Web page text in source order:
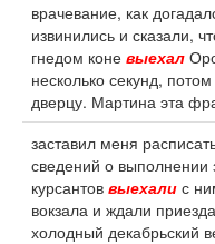
врачевание, как
извинились и сказали,
гнедом коне выехал
несколько секунд,
дверцу. Мартина эта
заставил меня
сведений о
курсантов выехали с
вокзала и ждали
холодный декабрьский